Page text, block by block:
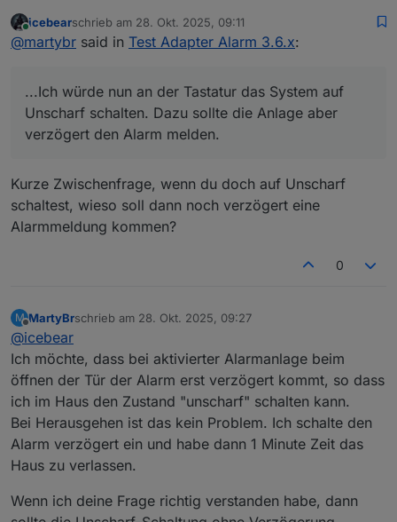
benutzen kann. Damit kann ich das System Unscharf,
Scharf_Innen und Scharf_Extern schalten.
Nun habe ich eine Frage zum Alarm-Adapter:
Wenn ich nun bei einer Schaltung Extern_Scharf nach
System auf Unscharf schalten. Dazu sollte die Anlage
aber verzögert den Alarm melden. Das bekomme ich
aber nicht hin. Beim Öffnen der Haustür geht der
Alarm direkt los.
Hier die Einstellungen:
Online
icebearschrieb am 28. Okt. 2025, 09:11
zuletzt editiert von
@martybr said in Test Adapter Alarm 3.6.x:
...Ich würde nun an der Tastatur das System auf
Unscharf schalten. Dazu sollte die Anlage aber
verzögert den Alarm melden.
Kurze Zwischenfrage, wenn du doch auf Unscharf
schaltest, wieso soll dann noch verzögert eine
Alarmmeldung kommen?
0
M
Offline
MartyBrschrieb am 28. Okt. 2025, 09:27
zuletzt editiert von
@icebear
Ich möchte, dass bei aktivierter Alarmanlage beim
öffnen der Tür der Alarm erst verzögert kommt, so dass
ich im Haus den Zustand "unscharf" schalten kann.
Bei Herausgehen ist das kein Problem. Ich schalte den
Alarm verzögert ein und habe dann 1 Minute Zeit das
Haus zu verlassen.
Wenn ich deine Frage richtig verstanden habe, dann